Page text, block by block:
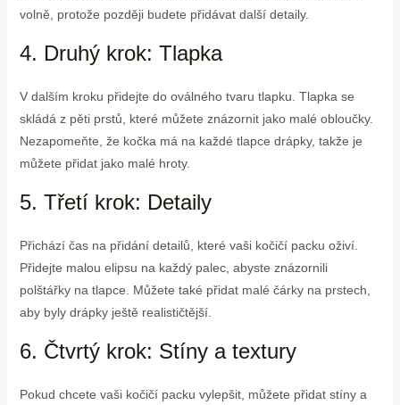
volně, protože později budete přidávat další detaily.
4. Druhý krok: Tlapka
V dalším kroku přidejte do oválného tvaru tlapku. Tlapka se
skládá z pěti prstů, které můžete znázornit jako malé obloučky.
Nezapomeňte, že kočka má na každé tlapce drápky, takže je
můžete přidat jako malé hroty.
5. Třetí krok: Detaily
Přichází čas na přidání detailů, které vaši kočičí packu oživí.
Přidejte malou elipsu na každý palec, abyste znázornili
polštářky na tlapce. Můžete také přidat malé čárky na prstech,
aby byly drápky ještě realističtější.
6. Čtvrtý krok: Stíny a textury
Pokud chcete vaši kočičí packu vylepšit, můžete přidat stíny a